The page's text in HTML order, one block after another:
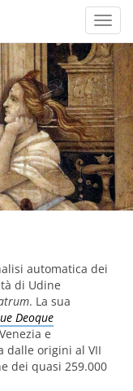
automatica dei
di Udine
. La sua
Deoque
e
dalle origini al VII
dei quasi 259.000